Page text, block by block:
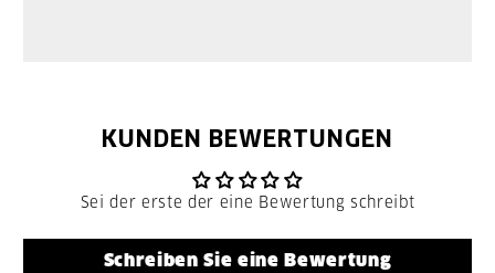
KUNDEN BEWERTUNGEN
Sei der erste der eine Bewertung schreibt
Schreiben Sie eine Bewertung